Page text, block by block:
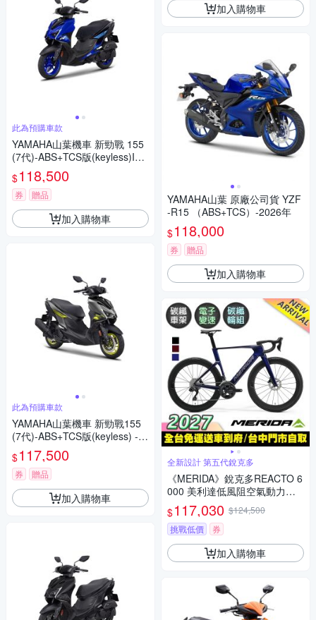
此為預購車款
YAMAHA山葉機車 新勁戰 155
(7代)-ABS+TCS版(keyless)IC
ON BLUE 競技藍 藍黑 -2026年
$118,500
券 贈品
加入購物車
此為預購車款
YAMAHA山葉機車 新勁戰155
(7代)-ABS+TCS版(keyless) -2
026年
$117,500
券 贈品
加入購物車
加入購物車
YAMAHA山葉 原廠公司貨 YZF
-R15 （ABS+TCS）-2026年
$118,000
券 贈品
加入購物車
全新設計 第五代銳克多
《MERIDA》銳克多REACTO 6
000 美利達低風阻空氣動力碳
纖跑車 無附踏板/VISION SC60
碳纖板輪/105電變/第五代銳克
多/公路車/美利達2027
$117,030 $124,500
挑戰低價
券
加入購物車